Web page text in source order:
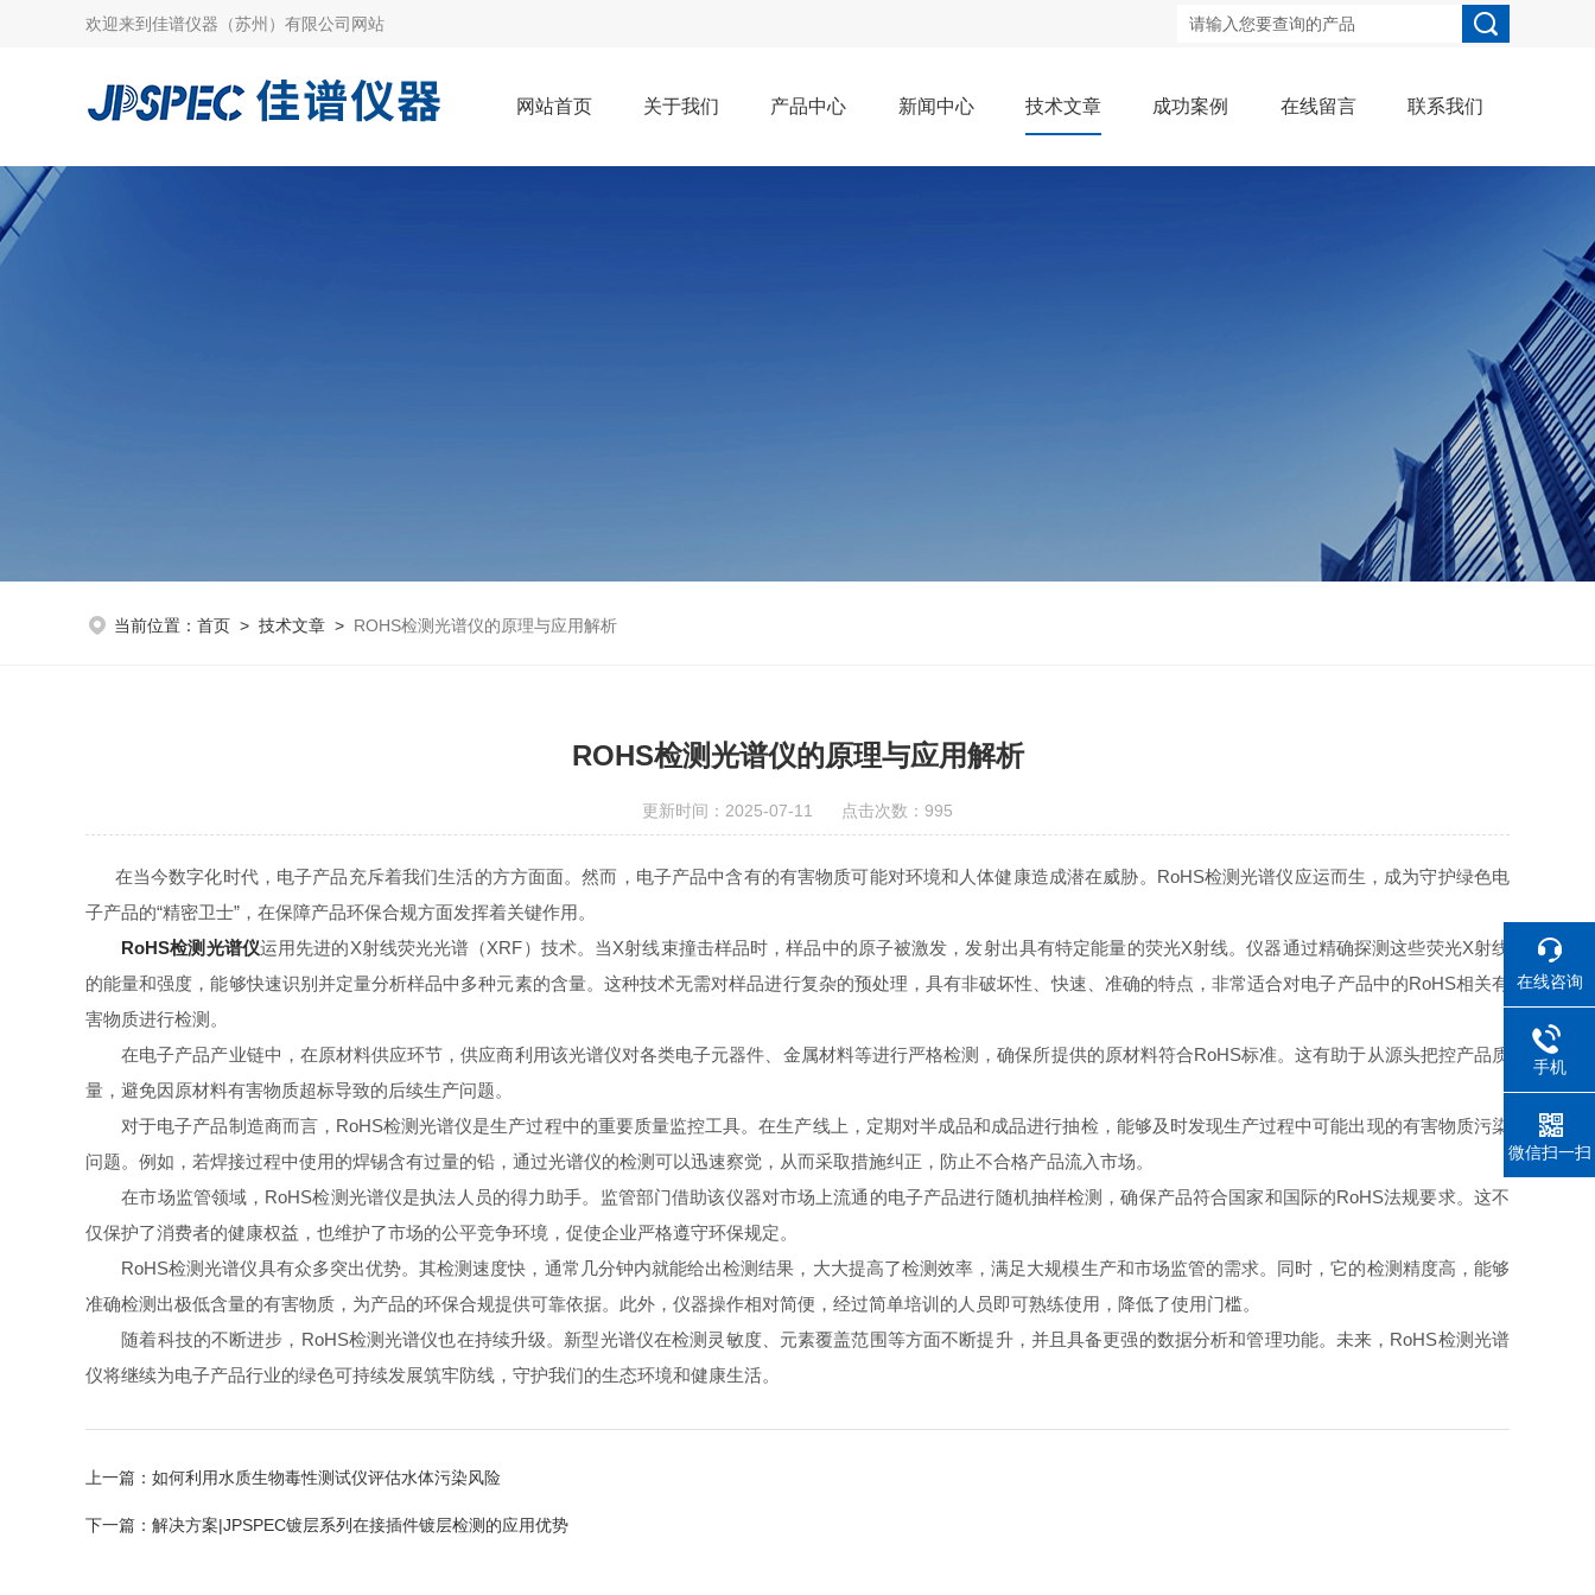
欢迎来到 佳谱仪器（苏州）有限公司网站
网站首页 关于我们 产品中心 新闻中心 技术文章 成功案例 在线留言 联系我们
当前位置： 首页 > 技术文章 > ROHS检测光谱仪的原理与应用解析
ROHS检测光谱仪的原理与应用解析
更新时间：2025-07-11 点击次数：995
在当今数字化时代，电子产品充斥着我们生活的方方面面。然而，电子产品中含有的有害物质可能对环境和人体健康造成潜在威胁。RoHS检测光谱仪应运而生，成为守护绿色电
子产品的“精密卫士”，在保障产品环保合规方面发挥着关键作用。
RoHS检测光谱仪运用先进的X射线荧光光谱（XRF）技术。当X射线束撞击样品时，样品中的原子被激发，发射出具有特定能量的荧光X射线。仪器通过精确探测这些荧光X射线
的能量和强度，能够快速识别并定量分析样品中多种元素的含量。这种技术无需对样品进行复杂的预处理，具有非破坏性、快速、准确的特点，非常适合对电子产品中的RoHS相关有
害物质进行检测。
在电子产品产业链中，在原材料供应环节，供应商利用该光谱仪对各类电子元器件、金属材料等进行严格检测，确保所提供的原材料符合RoHS标准。这有助于从源头把控产品质
量，避免因原材料有害物质超标导致的后续生产问题。
对于电子产品制造商而言，RoHS检测光谱仪是生产过程中的重要质量监控工具。在生产线上，定期对半成品和成品进行抽检，能够及时发现生产过程中可能出现的有害物质污染
问题。例如，若焊接过程中使用的焊锡含有过量的铅，通过光谱仪的检测可以迅速察觉，从而采取措施纠正，防止不合格产品流入市场。
在市场监管领域，RoHS检测光谱仪是执法人员的得力助手。监管部门借助该仪器对市场上流通的电子产品进行随机抽样检测，确保产品符合国家和国际的RoHS法规要求。这不
仅保护了消费者的健康权益，也维护了市场的公平竞争环境，促使企业严格遵守环保规定。
RoHS检测光谱仪具有众多突出优势。其检测速度快，通常几分钟内就能给出检测结果，大大提高了检测效率，满足大规模生产和市场监管的需求。同时，它的检测精度高，能够
准确检测出极低含量的有害物质，为产品的环保合规提供可靠依据。此外，仪器操作相对简便，经过简单培训的人员即可熟练使用，降低了使用门槛。
随着科技的不断进步，RoHS检测光谱仪也在持续升级。新型光谱仪在检测灵敏度、元素覆盖范围等方面不断提升，并且具备更强的数据分析和管理功能。未来，RoHS检测光谱
仪将继续为电子产品行业的绿色可持续发展筑牢防线，守护我们的生态环境和健康生活。
上一篇： 如何利用水质生物毒性测试仪评估水体污染风险
下一篇： 解决方案|JPSPEC镀层系列在接插件镀层检测的应用优势
在线咨询
手机
微信扫一扫